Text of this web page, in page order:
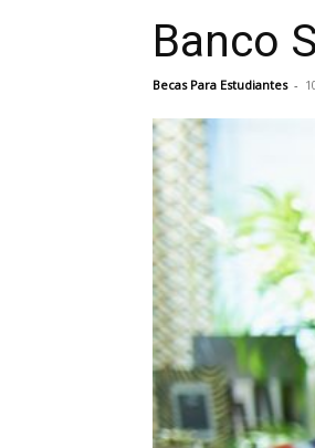
Banco
Becas Para Estudiantes -